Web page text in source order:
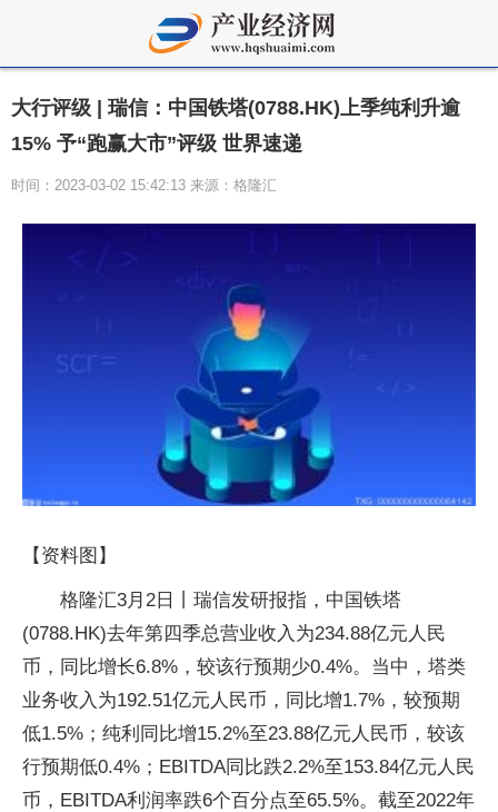
大行评级 | 瑞信：中国铁塔(0788.HK)上季纯利升逾
15% 予“跑赢大市”评级 世界速递
时间：2023-03-02 15:42:13 来源：格隆汇
【资料图】
格隆汇3月2日丨瑞信发研报指，中国铁塔
(0788.HK)去年第四季总营业收入为234.88亿元人民
币，同比增长6.8%，较该行预期少0.4%。当中，塔类
业务收入为192.51亿元人民币，同比增1.7%，较预期
低1.5%；纯利同比增15.2%至23.88亿元人民币，较该
行预期低0.4%；EBITDA同比跌2.2%至153.84亿元人民
币，EBITDA利润率跌6个百分点至65.5%。截至2022年